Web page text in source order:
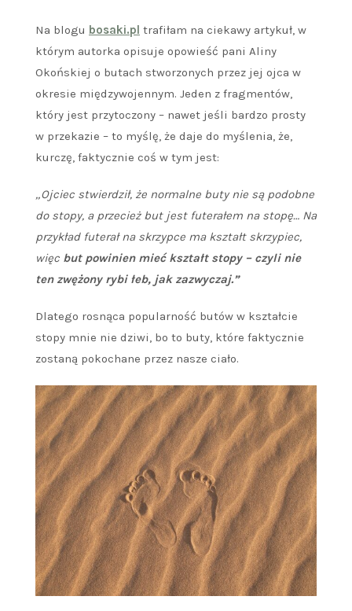
Na blogu bosaki.pl trafiłam na ciekawy artykuł, w
którym autorka opisuje opowieść pani Aliny
Okońskiej o butach stworzonych przez jej ojca w
okresie międzywojennym. Jeden z fragmentów,
który jest przytoczony – nawet jeśli bardzo prosty
w przekazie – to myślę, że daje do myślenia, że,
kurczę, faktycznie coś w tym jest:
„Ojciec stwierdził, że normalne buty nie są podobne
do stopy, a przecież but jest futerałem na stopę… Na
przykład futerał na skrzypce ma kształt skrzypiec,
więc but powinien mieć kształt stopy – czyli nie
ten zwężony rybi łeb, jak zazwyczaj.”
Dlatego rosnąca popularność butów w kształcie
stopy mnie nie dziwi, bo to buty, które faktycznie
zostaną pokochane przez nasze ciało.